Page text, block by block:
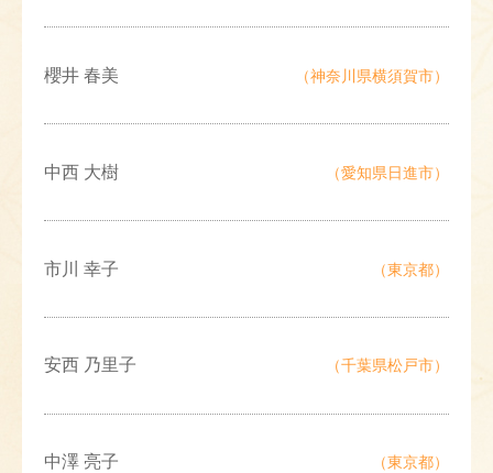
櫻井 春美 （神奈川県横須賀市）
中西 大樹 （愛知県日進市）
市川 幸子 （東京都）
安西 乃里子 （千葉県松戸市）
中澤 亮子 （東京都）